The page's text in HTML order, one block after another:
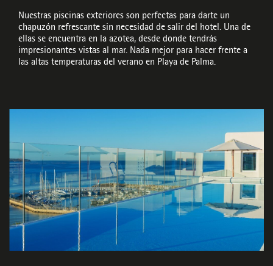
Nuestras piscinas exteriores son perfectas para darte un
chapuzón refrescante sin necesidad de salir del hotel. Una de
ellas se encuentra en la azotea, desde donde tendrás
impresionantes vistas al mar. Nada mejor para hacer frente a
las altas temperaturas del verano en Playa de Palma.